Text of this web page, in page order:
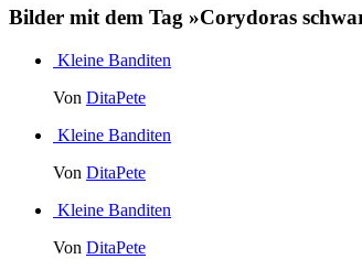
Bilder mit dem Tag »Corydoras
Kleine Banditen
Von DitaPete
Kleine Banditen
Von DitaPete
Kleine Banditen
Von DitaPete